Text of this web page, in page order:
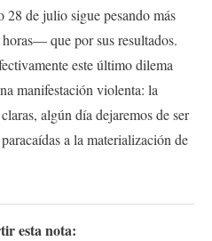
28 de julio sigue pesando más
que por sus resultados.
este último dilema
manifestación violenta: la
algún día dejaremos de ser
a la materialización de
esta nota: